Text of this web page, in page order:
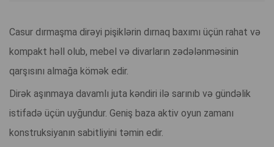
Casur dırmaşma dirəyi pişiklərin dırnaq baxımı üçün rahat və
kompakt həll olub, mebel və divarların zədələnməsinin
qarşısını almağa kömək edir.
Dirək aşınmaya davamlı juta kəndiri ilə sarınıb və gündəlik
istifadə üçün uyğundur. Geniş baza aktiv oyun zamanı
konstruksiyanın sabitliyini təmin edir.